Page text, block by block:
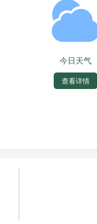
今日天气
查看详情